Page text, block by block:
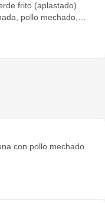
frito (aplastado)
pollo mechado,
)
con pollo mechado